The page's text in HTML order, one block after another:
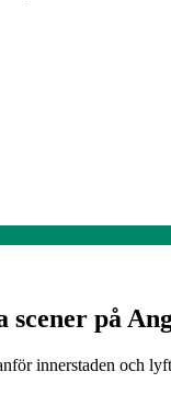
på
innerstaden och